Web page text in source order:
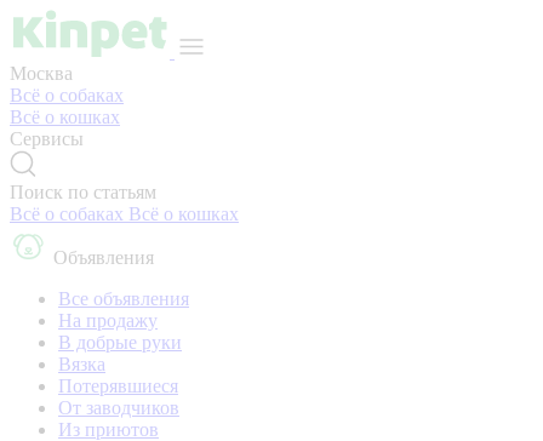
Москва
Всё о собаках
Всё о кошках
Сервисы
Поиск по статьям
Всё о собаках Всё о кошках
Объявления
Все объявления
На продажу
В добрые руки
Вязка
Потерявшиеся
От заводчиков
Из приютов